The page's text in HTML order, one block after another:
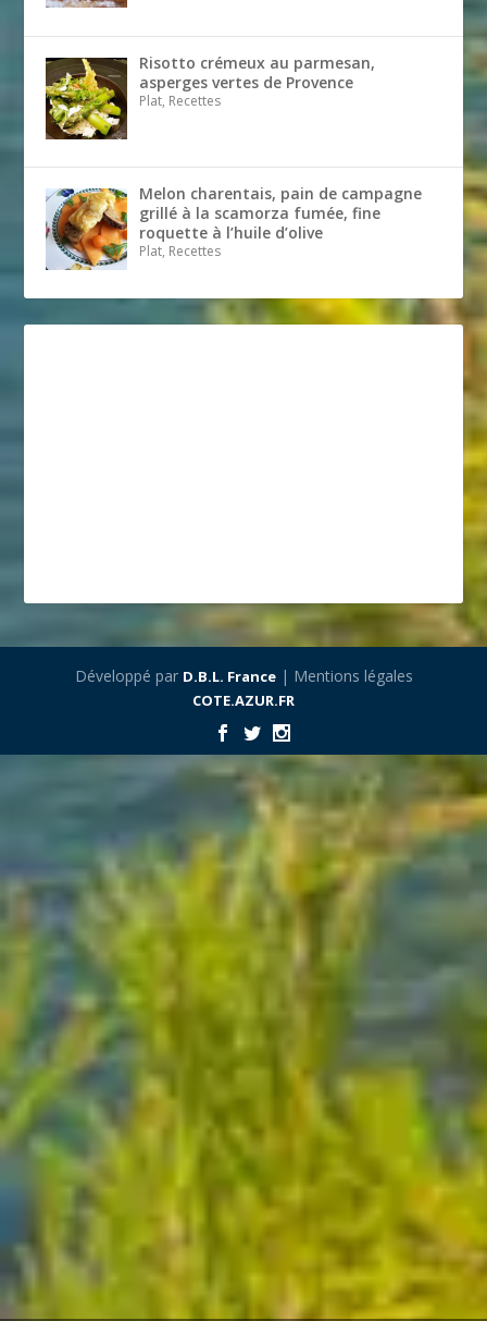
Risotto crémeux au parmesan,
asperges vertes de Provence
Plat, Recettes
Melon charentais, pain de campagne
grillé à la scamorza fumée, fine
roquette à l’huile d’olive
Plat, Recettes
Développé par D.B.L. France| Mentions légales
COTE.AZUR.FR